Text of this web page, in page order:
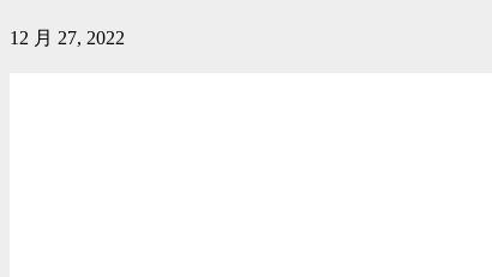
12 月 27, 2022